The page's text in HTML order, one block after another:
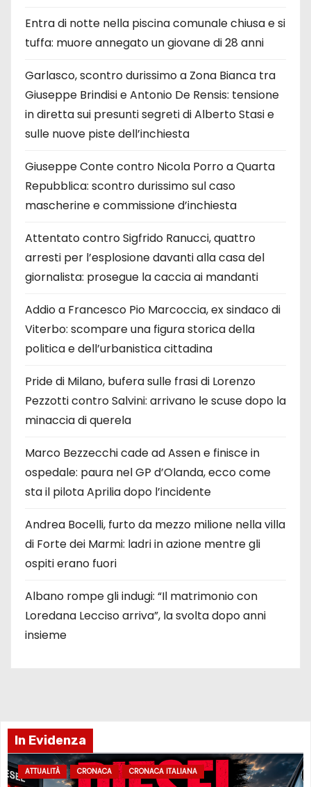
Entra di notte nella piscina comunale chiusa e si
tuffa: muore annegato un giovane di 28 anni
Garlasco, scontro durissimo a Zona Bianca tra
Giuseppe Brindisi e Antonio De Rensis: tensione
in diretta sui presunti segreti di Alberto Stasi e
sulle nuove piste dell’inchiesta
Giuseppe Conte contro Nicola Porro a Quarta
Repubblica: scontro durissimo sul caso
mascherine e commissione d’inchiesta
Attentato contro Sigfrido Ranucci, quattro
arresti per l’esplosione davanti alla casa del
giornalista: prosegue la caccia ai mandanti
Addio a Francesco Pio Marcoccia, ex sindaco di
Viterbo: scompare una figura storica della
politica e dell’urbanistica cittadina
Pride di Milano, bufera sulle frasi di Lorenzo
Pezzotti contro Salvini: arrivano le scuse dopo la
minaccia di querela
Marco Bezzecchi cade ad Assen e finisce in
ospedale: paura nel GP d’Olanda, ecco come
sta il pilota Aprilia dopo l’incidente
Andrea Bocelli, furto da mezzo milione nella villa
di Forte dei Marmi: ladri in azione mentre gli
ospiti erano fuori
Albano rompe gli indugi: “Il matrimonio con
Loredana Lecciso arriva”, la svolta dopo anni
insieme
In Evidenza
ATTUALITÀ CRONACA CRONACA ITALIANA